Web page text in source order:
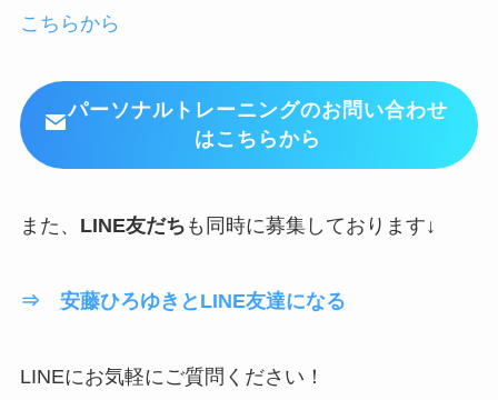
こちらから
パーソナルトレーニングのお問い合わせ
はこちらから
また、 LINE友だち も同時に募集しております↓
⇒ 安藤ひろゆきとLINE友達になる
LINEにお気軽にご質問ください！